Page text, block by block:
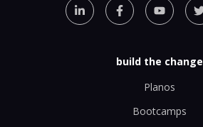
build the change
Planos
Bootcamps